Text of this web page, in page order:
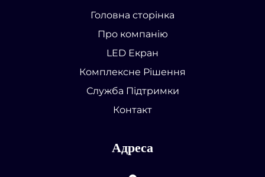
Головна сторінка
Про компанію
LED Екран
Комплексне Рішення
Служба Підтримки
Контакт
Адреса